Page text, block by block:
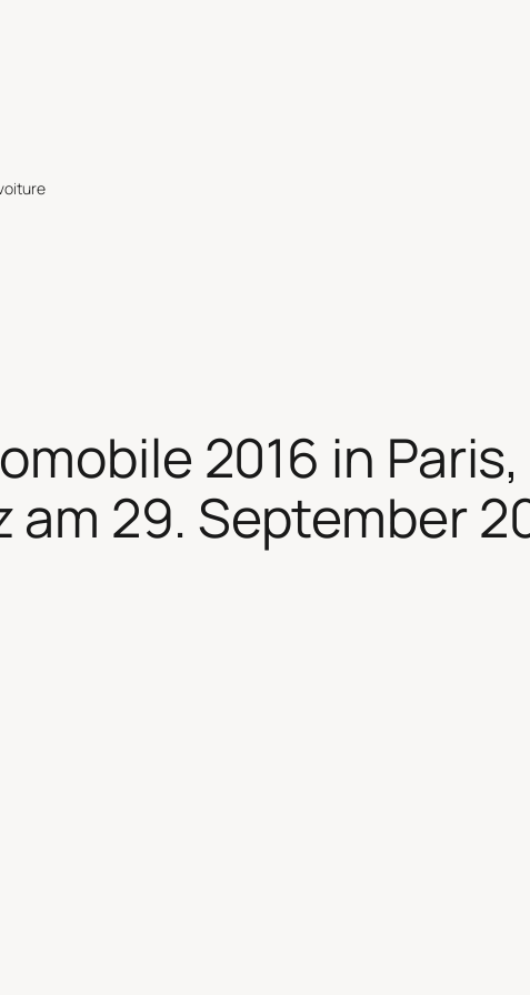
2016 in
29. September